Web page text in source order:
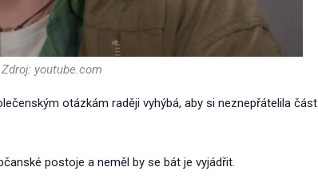
youtube.com
otázkám raději vyhýbá, aby si neznepřátelila část
postoje a neměl by se bát je vyjádřit.